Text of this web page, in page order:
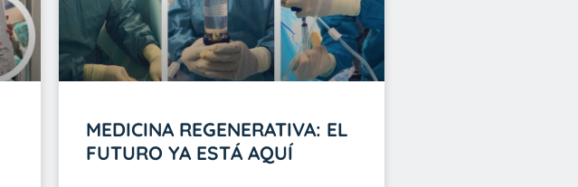
MEDICINA REGENERATIVA: EL
FUTURO YA ESTÁ AQUÍ